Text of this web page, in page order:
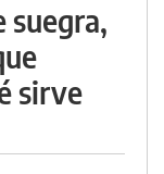
suegra,
sirve